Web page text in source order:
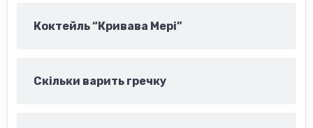
Коктейль “Кривава Мері”
Скільки варить гречку